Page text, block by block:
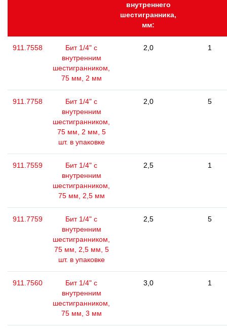
внутреннего
шестигранника,
мм:
911.7558
Бит 1/4" с
внутренним
шестигранником,
75 мм, 2 мм
2,0 1
911.7758
Бит 1/4" с
внутренним
шестигранником,
75 мм, 2 мм, 5
шт. в упаковке
2,0 5
911.7559
Бит 1/4" с
внутренним
шестигранником,
75 мм, 2,5 мм
2,5 1
911.7759
Бит 1/4" с
внутренним
шестигранником,
75 мм, 2,5 мм, 5
шт. в упаковке
2,5 5
911.7560
Бит 1/4" с
внутренним
шестигранником,
75 мм, 3 мм
3,0 1